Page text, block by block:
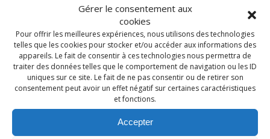
Gérer le consentement aux
cookies
Pour offrir les meilleures expériences, nous utilisons des technologies
telles que les cookies pour stocker et/ou accéder aux informations des
appareils. Le fait de consentir à ces technologies nous permettra de
traiter des données telles que le comportement de navigation ou les ID
uniques sur ce site. Le fait de ne pas consentir ou de retirer son
consentement peut avoir un effet négatif sur certaines caractéristiques
et fonctions.
Accepter
REPRISE DES COURS 2023
Archives
août 2025
août 2024
août 2023